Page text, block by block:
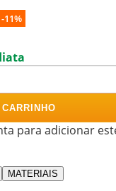
-11%
para adicionar
MATERIAIS